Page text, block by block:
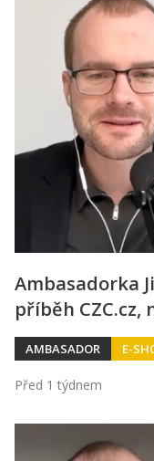
Ambasadorka
příběh
AMBASADOR E-
Před 1 týdnem